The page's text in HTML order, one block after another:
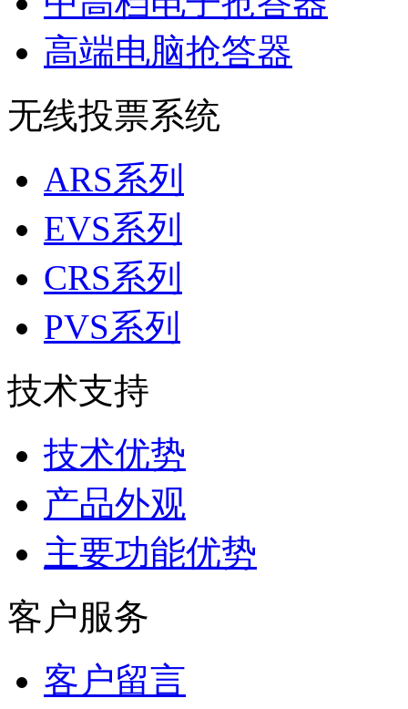
高端电脑抢答器
无线投票系统
ARS系列
EVS系列
CRS系列
PVS系列
技术支持
技术优势
产品外观
主要功能优势
客户服务
客户留言